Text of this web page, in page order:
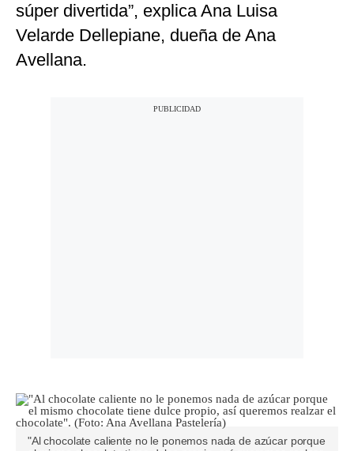
súper divertida”, explica Ana Luisa
Velarde Dellepiane, dueña de Ana
Avellana.
"Al chocolate caliente no le ponemos nada de azúcar porque